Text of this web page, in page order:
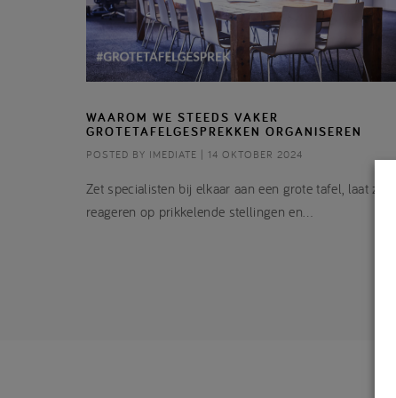
WAAROM WE STEEDS VAKER
GROTETAFELGESPREKKEN ORGANISEREN
POSTED BY IMEDIATE | 14 OKTOBER 2024
Zet specialisten bij elkaar aan een grote tafel, laat ze
reageren op prikkelende stellingen en…